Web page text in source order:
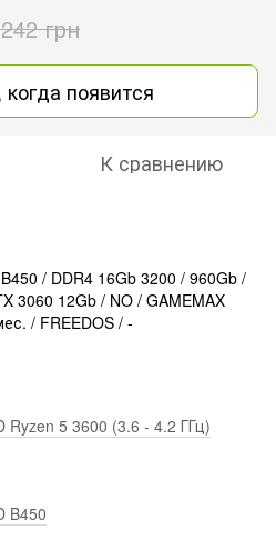
грн
появится
К сравнению
/ DDR4 16Gb 3200 / 960Gb /
3060 12Gb / NO / GAMEMAX
/ FREEDOS / -
Ryzen 5 3600 (3.6 - 4.2 ГГц)
B450